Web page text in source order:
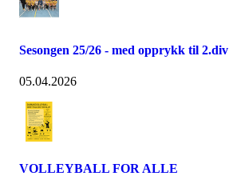
Sesongen 25/26 - med opprykk til 2.div
05.04.2026
VOLLEYBALL FOR ALLE